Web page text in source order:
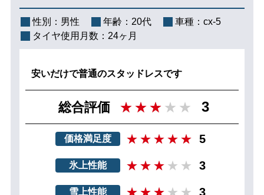
性別： 男性 年齢： 20代 車種： cx-5
タイヤ使用月数： 24ヶ月
安いだけで普通のスタッドレスです
総合評価 3
価格満足度 5
氷上性能 3
雪上性能 3